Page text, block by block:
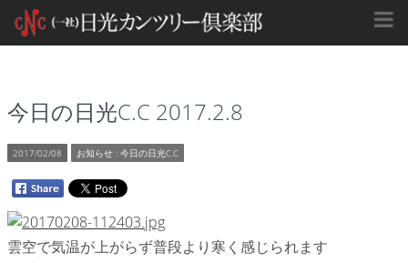
今日の日光C.C 2017.2.8
2017/02/08 お知らせ : 今日の日光C.C
雲空で気温が上がらず普段より寒く感じられます